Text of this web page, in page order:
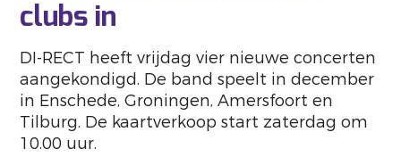
clubs in
DI-RECT heeft vrijdag vier nieuwe concerten
aangekondigd. De band speelt in december
in Enschede, Groningen, Amersfoort en
Tilburg. De kaartverkoop start zaterdag om
10.00 uur.